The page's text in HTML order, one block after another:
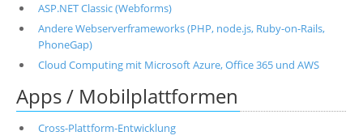
ASP.NET Classic (Webforms)
Andere Webserverframeworks (PHP, node.js, Ruby-on-Rails,
PhoneGap)
Cloud Computing mit Microsoft Azure, Office 365 und AWS
Apps / Mobilplattformen
Cross-Plattform-Entwicklung